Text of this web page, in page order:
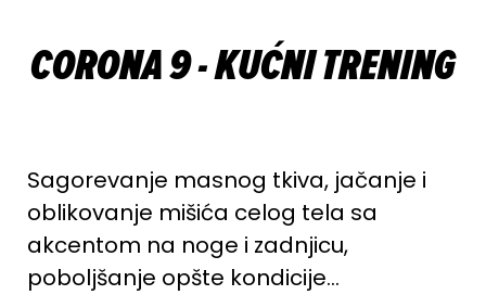
CORONA 9 - KUĆNI TRENING
Sagorevanje masnog tkiva, jačanje i
oblikovanje mišića celog tela sa
akcentom na noge i zadnjicu,
poboljšanje opšte kondicije…